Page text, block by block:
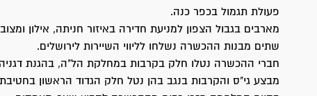
פעולת תגמול בכפר כנה.
מארבים בגבול הצפון למניעת חדירה באיזור חניתה, אילון
שתים מבנות ההכשרה נשלחו לליווי השיירות לירושלים.
חברי ההכשרה נטלו חלק בקרבות במחלקת הל"ה, בהגנת
מבצע גי"ס והקרבות בנגב בהן נטל חלק הגדוד הראשון